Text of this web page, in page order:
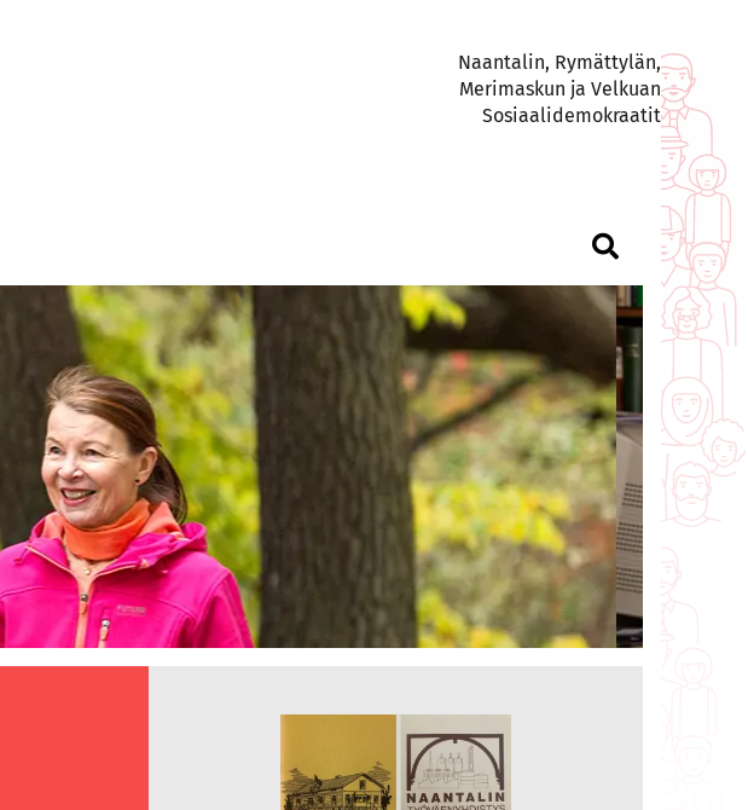
Naantalin, Rymättylän,
Merimaskun ja Velkuan
Sosiaalidemokraatit